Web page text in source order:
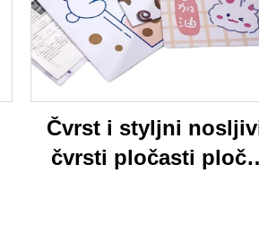
Čvrst i styljni
čvrsti pločasti ploča